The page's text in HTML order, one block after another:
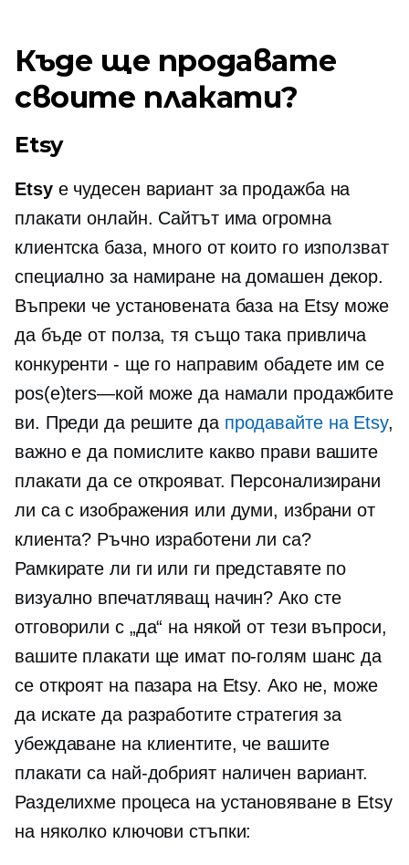
Къде ще продавате
своите плакати?
Etsy
Etsyе чудесен вариант за продажба на
плакати онлайн. Сайтът има огромна
клиентска база, много от които го използват
специално за намиране на домашен декор.
Въпреки че установената база на Etsy може
да бъде от полза, тя също така привлича
конкуренти - ще го направим обадете им се
pos(e)ters—кой може да намали продажбите
ви. Преди да решите да продавайте на Etsy,
важно е да помислите какво прави вашите
плакати да се открояват. Персонализирани
ли са с изображения или думи, избрани от
клиента? Ръчно изработени ли са?
Рамкирате ли ги или ги представяте по
визуално впечатляващ начин? Ако сте
отговорили с „да“ на някой от тези въпроси,
вашите плакати ще имат по-голям шанс да
се откроят на пазара на Etsy. Ако не, може
да искате да разработите стратегия за
убеждаване на клиентите, че вашите
плакати са най-добрият наличен вариант.
Разделихме процеса на установяване в Etsy
на няколко ключови стъпки: